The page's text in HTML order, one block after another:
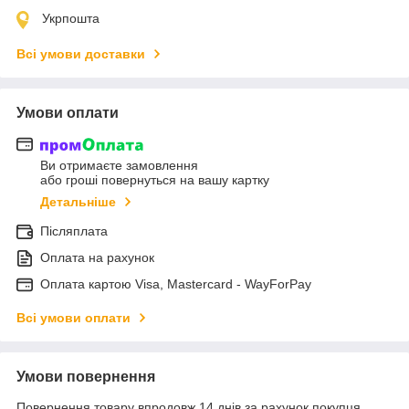
Укрпошта
Всі умови доставки
Умови оплати
Ви отримаєте замовлення
або гроші повернуться на вашу картку
Детальніше
Післяплата
Оплата на рахунок
Оплата картою Visa, Mastercard - WayForPay
Всі умови оплати
Умови повернення